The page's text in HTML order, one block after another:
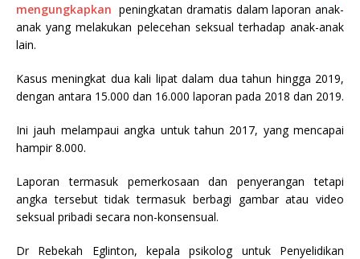
mengungkapkan peningkatan dramatis dalam laporan anak-
anak yang melakukan pelecehan seksual terhadap anak-anak
lain.
Kasus meningkat dua kali lipat dalam dua tahun hingga 2019,
dengan antara 15.000 dan 16.000 laporan pada 2018 dan 2019.
Ini jauh melampaui angka untuk tahun 2017, yang mencapai
hampir 8.000.
Laporan termasuk pemerkosaan dan penyerangan tetapi
angka tersebut tidak termasuk berbagi gambar atau video
seksual pribadi secara non-konsensual.
Dr Rebekah Eglinton, kepala psikolog untuk Penyelidikan